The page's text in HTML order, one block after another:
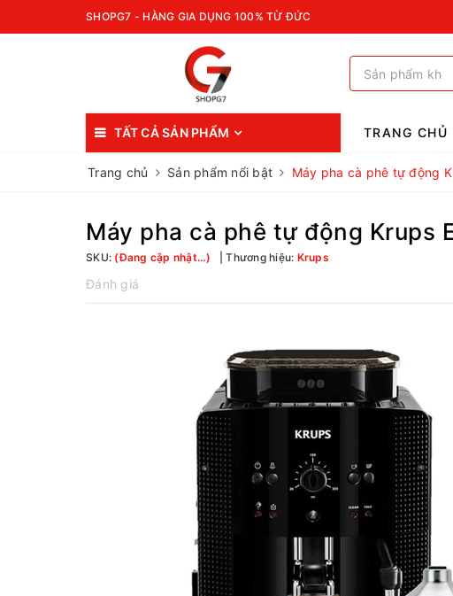
SHOPG7 - HÀNG GIA DỤNG 100% TỪ ĐỨC
TẤT CẢ SẢN PHẨM TRANG CHỦ
Trang chủ Sản phẩm nổi bật Máy pha cà phê tự động
Máy pha cà phê tự động Krups
SKU: (Đang cập nhật...) Thương hiệu: Krups
Đánh giá